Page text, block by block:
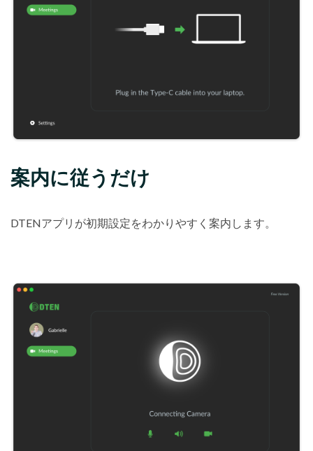
案内に従うだけ
DTENアプリが初期設定をわかりやすく案内します。